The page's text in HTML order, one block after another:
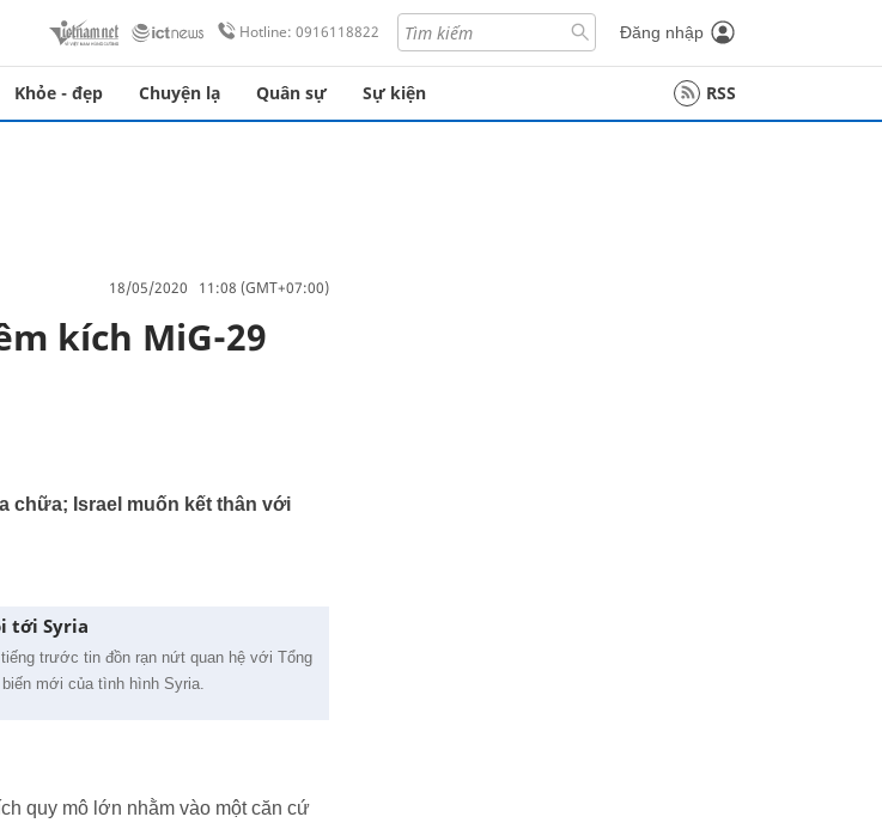
Hotline: 0916118822 Đăng nhập
Khỏe - đẹp Chuyện lạ Quân sự Sự kiện RSS
18/05/2020 11:08 (GMT+07:00)
kích MiG-29
chữa; Israel muốn kết thân với
tới Syria
trước tin đồn rạn nứt quan hệ với Tổng
mới của tình hình Syria.
quy mô lớn nhằm vào một căn cứ